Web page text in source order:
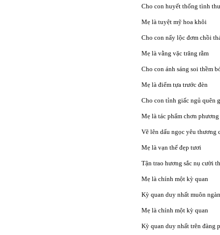
Cho con huyết thống tình
Mẹ là tuyệt mỹ hoa khôi
Cho con nẩy lộc đơm chồi
Mẹ là vằng vặc trăng rằm
Cho con ánh sáng soi thềm
Mẹ là điểm tựa trước đèn
Cho con tỉnh giấc ngủ quên
Mẹ là tác phẩm chơn phương
Vẽ lên dấu ngọc yêu thương
Mẹ là vạn thể đẹp tươi
Tận trao hương sắc nụ cười
Mẹ là chính một kỳ quan
Kỳ quan duy nhất muôn
Mẹ là chính một kỳ quan
Kỳ quan duy nhất trên đàng